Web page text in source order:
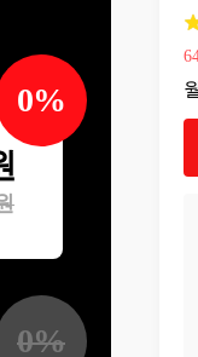
0%
0%